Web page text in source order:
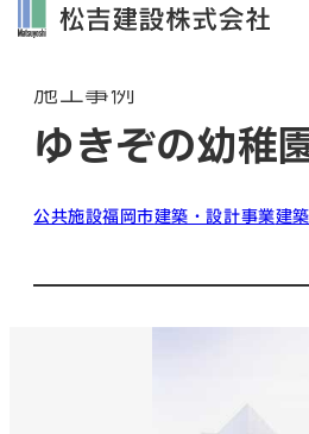
トップ
松吉建設について
施工事例
ゆきぞの幼稚
公共施設福岡市建築・設計事業建